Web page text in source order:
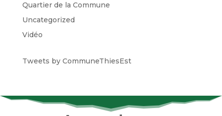
Quartier de la Commune
Uncategorized
Vidéo
Tweets by CommuneThiesEst